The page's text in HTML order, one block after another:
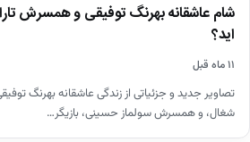
شام عاشقانه بهرنگ توفیقی و همسرش
اید؟
۱۱ ماه قبل
تصاویر جدید و جزئیاتی از زندگی عاشقانه بهرنگ
شغال، و همسرش سولماز حسینی، بازیگر…